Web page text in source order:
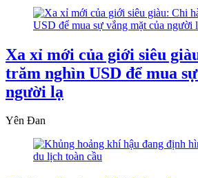
Xa xỉ mới của giới siêu
trăm nghìn USD để mua
người lạ
Yên Đan